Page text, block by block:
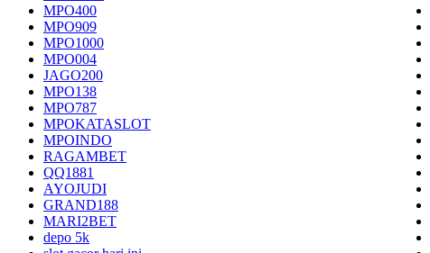
MPO400
MPO909
MPO1000
MPO004
JAGO200
MPO138
MPO787
MPOKATASLOT
MPOINDO
RAGAMBET
QQ1881
AYOJUDI
GRAND188
MARI2BET
depo 5k